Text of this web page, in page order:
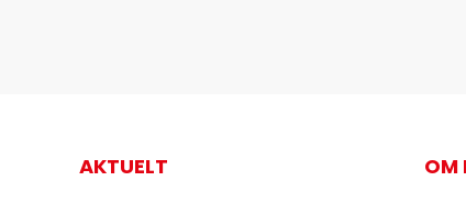
AKTUELT OM